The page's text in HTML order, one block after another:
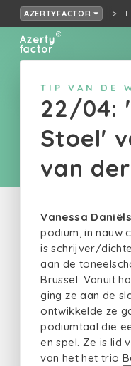
AZERTYFACTOR
TIP VAN DE
22/04:
Stoel'
van
Vanessa
podium, in nauw
is schrijver/
aan de
Brussel. Vanuit
ging ze aan de
ontwikkelde ze
podiumtaal die
en spel. Ze is lid
van het het trio